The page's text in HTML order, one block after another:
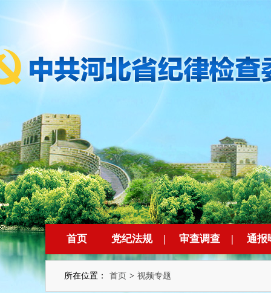
首页 党纪法规 | 审查调查 | 通报
所在位置： 首页 > 视频专题